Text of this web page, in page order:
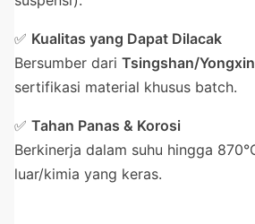
✅ Kualitas yang Dapat Dilacak
Bersumber dari Tsingshan/
sertifikasi material khusus batch.
✅ Tahan Panas & Korosi
Berkinerja dalam suhu hingga
luar/kimia yang keras.